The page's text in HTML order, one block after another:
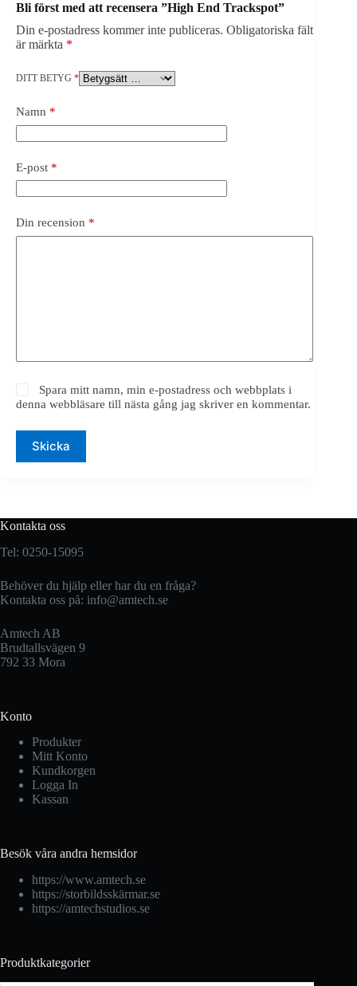
Bli först med att recensera ”High End Trackspot”
Din e-postadress kommer inte publiceras. Obligatoriska fält
är märkta *
DITT BETYG *
Namn *
E-post *
Din recension *
Spara mitt namn, min e-postadress och webbplats i
denna webbläsare till nästa gång jag skriver en kommentar.
Skicka
Kontakta oss
Tel: 0250-15095
Behöver du hjälp eller har du en fråga?
Kontakta oss på: info@amtech.se
Amtech AB
Brudtallsvägen 9
792 33 Mora
Konto
Produkter
Mitt Konto
Kundkorgen
Logga In
Kassan
Besök våra andra hemsidor
https://www.amtech.se
https://storbildsskärmar.se
https://amtechstudios.se
Produktkategorier